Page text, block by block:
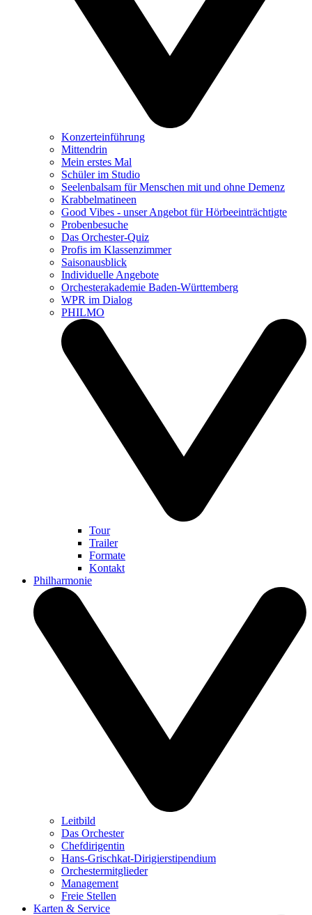
Konzerteinführung
Mittendrin
Mein erstes Mal
Schüler im Studio
Seelenbalsam für Menschen mit und ohne Demenz
Krabbelmatineen
Good Vibes - unser Angebot für Hörbeeinträchtigte
Probenbesuche
Das Orchester-Quiz
Profis im Klassenzimmer
Saisonausblick
Individuelle Angebote
Orchesterakademie Baden-Württemberg
WPR im Dialog
PHILMO
Tour
Trailer
Formate
Kontakt
Philharmonie
Leitbild
Das Orchester
Chefdirigentin
Hans-Grischkat-Dirigierstipendium
Orchestermitglieder
Management
Freie Stellen
Karten & Service